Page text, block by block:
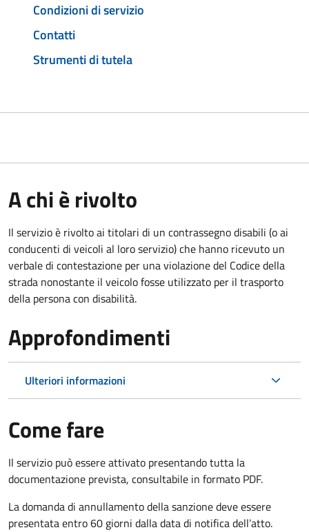
Condizioni di servizio
Contatti
Strumenti di tutela
A chi è rivolto
Il servizio è rivolto ai titolari di un contrassegno disabili (o ai
conducenti di veicoli al loro servizio) che hanno ricevuto un
verbale di contestazione per una violazione del Codice della
strada nonostante il veicolo fosse utilizzato per il trasporto
della persona con disabilità.
Approfondimenti
Ulteriori informazioni
Come fare
Il servizio può essere attivato presentando tutta la
documentazione prevista, consultabile in formato PDF.
La domanda di annullamento della sanzione deve essere
presentata entro 60 giorni dalla data di notifica dell’atto.